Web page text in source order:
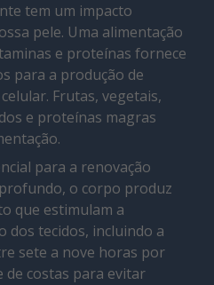
tem um impacto
pele. Uma alimentação
e proteínas fornece
para a produção de
Frutas, vegetais,
e proteínas magras
para a renovação
o corpo produz
que estimulam a
dos tecidos, incluindo a
sete a nove horas por
costas para evitar